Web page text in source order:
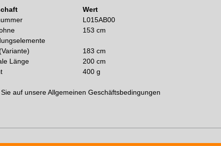
Wert
L015AB00
153 cm
183 cm
Länge
200 cm
400 g
Sie auf unsereAllgemeinen Geschäftsbedingungen